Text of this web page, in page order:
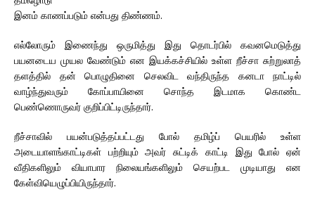
இனம் காணப்படும் என்பது திண்ணம்.
எல்லோரும் இணைந்து ஒருமித்து இது தொடர்பில் கவனமெடுத்து
பயனடைய முயல வேண்டும் என இயக்கச்சியில் உள்ள றீச்சா சுற்றுலாத்
தளத்தில் தன் பொழுதினை செலவிட வந்திருந்த கனடா நாட்டில்
வாழ்ந்துவரும் கோப்பாயினை சொந்த இடமாக கொண்ட
பெண்ணொருவர் குறிப்பிட்டிருந்தார்.
றீச்சாவில் பயன்படுத்தப்பட்டது போல் தமிழ்ப் பெயரில் உள்ள
அடையாளங்காட்டிகள் பற்றியும் அவர் சுட்டிக் காட்டி இது போல் ஏன்
வீதிகளிலும் வியாபார நிலையங்களிலும் செயற்பட முடியாது என
கேள்வியெழுப்பியிருந்தார்.